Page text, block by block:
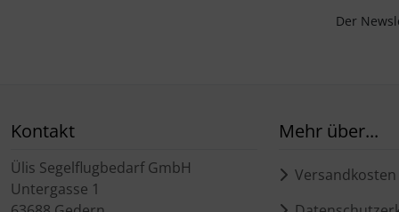
Der
Kontakt
Ülis Segelflugbedarf GmbH
Untergasse 1
Mehr über...
Versandkosten